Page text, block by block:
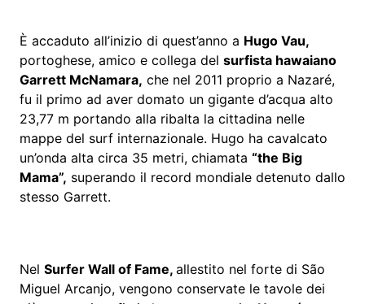
È accaduto all’inizio di quest’anno a Hugo Vau,
portoghese, amico e collega del surfista hawaiano
Garrett McNamara, che nel 2011 proprio a Nazaré,
fu il primo ad aver domato un gigante d’acqua alto
23,77 m portando alla ribalta la cittadina nelle
mappe del surf internazionale. Hugo ha cavalcato
un’onda alta circa 35 metri, chiamata “the Big
Mama”, superando il record mondiale detenuto dallo
stesso Garrett.
Nel Surfer Wall of Fame, allestito nel forte di São
Miguel Arcanjo, vengono conservate le tavole dei